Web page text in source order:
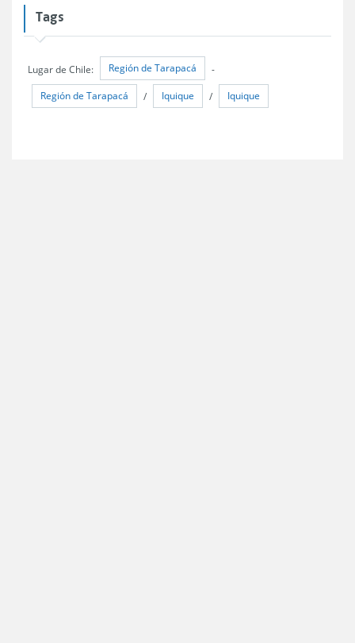
Tags
Lugar de Chile: Región de Tarapacá -
Región de Tarapacá / Iquique / Iquique